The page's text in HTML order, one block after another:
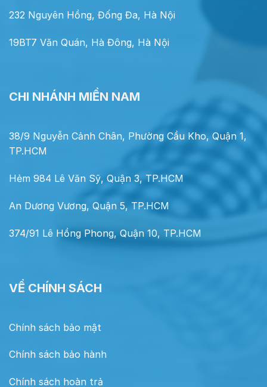
232 Nguyên Hồng, Đống Đa, Hà Nội
19BT7 Văn Quán, Hà Đông, Hà Nội
CHI NHÁNH MIỀN NAM
38/9 Nguyễn Cảnh Chân, Phường Cầu Kho, Quận 1,
TP.HCM
Hẻm 984 Lê Văn Sỹ, Quận 3, TP.HCM
An Dương Vương, Quận 5, TP.HCM
374/91 Lê Hồng Phong, Quận 10, TP.HCM
VỀ CHÍNH SÁCH
Chính sách bảo mật
Chính sách bảo hành
Chính sách hoàn trả